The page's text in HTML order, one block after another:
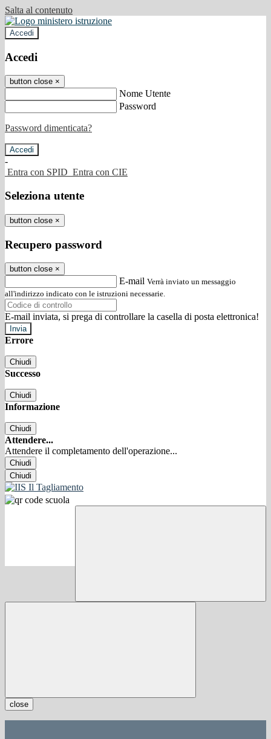
Salta al contenuto
Accedi
Accedi
button close ×
Nome Utente
Password
Password dimenticata?
-
Entra con SPID Entra con CIE
Seleziona utente
button close ×
Recupero password
button close ×
E-mail Verrà inviato un messaggio
all'indirizzo indicato con le istruzioni necessarie.
E-mail inviata, si prega di controllare la casella di posta elettronica!
Errore
Chiudi
Successo
Chiudi
Informazione
Chiudi
Attendere...
Attendere il completamento dell'operazione...
Chiudi
Chiudi
close